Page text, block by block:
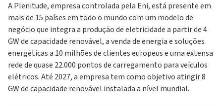
A Plenitude, empresa controlada pela Eni, está presente em
mais de 15 países em todo o mundo com um modelo de
negócio que integra a produção de eletricidade a partir de 4
GW de capacidade renovável, a venda de energia e soluções
energéticas a 10 milhões de clientes europeus e uma extensa
rede de quase 22.000 pontos de carregamento para veículos
elétricos. Até 2027, a empresa tem como objetivo atingir 8
GW de capacidade renovável instalada a nível mundial.